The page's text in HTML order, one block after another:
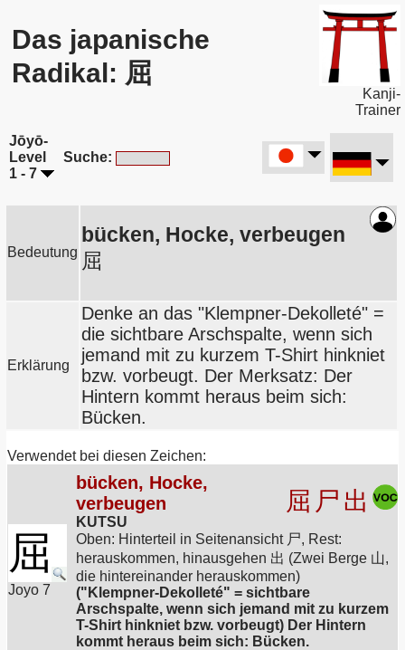
Das japanische
Radikal: 屈
Kanji-
Trainer
Jōyō-
Level
1 - 7
Suche:
Bedeutung
bücken, Hocke, verbeugen
屈
Erklärung
Denke an das "Klempner-Dekolleté" =
die sichtbare Arschspalte, wenn sich
jemand mit zu kurzem T-Shirt hinkniet
bzw. vorbeugt. Der Merksatz: Der
Hintern kommt heraus beim sich:
Bücken.
Verwendet bei diesen Zeichen:
屈
Joyo 7
bücken, Hocke,
verbeugen
KUTSU
屈 尸 出
Oben: Hinterteil in Seitenansicht 尸, Rest:
herauskommen, hinausgehen 出 (Zwei Berge 山,
die hintereinander herauskommen)
("Klempner-Dekolleté" = sichtbare
Arschspalte, wenn sich jemand mit zu kurzem
T-Shirt hinkniet bzw. vorbeugt) Der Hintern
kommt heraus beim sich: Bücken.